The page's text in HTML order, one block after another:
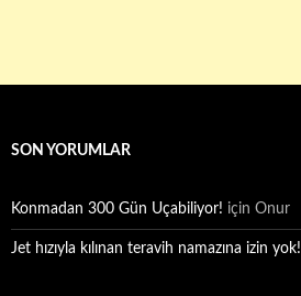
SON YORUMLAR
Konmadan 300 Gün Uçabiliyor! için Onur
Jet hızıyla kılınan teravih namazına izin yok!